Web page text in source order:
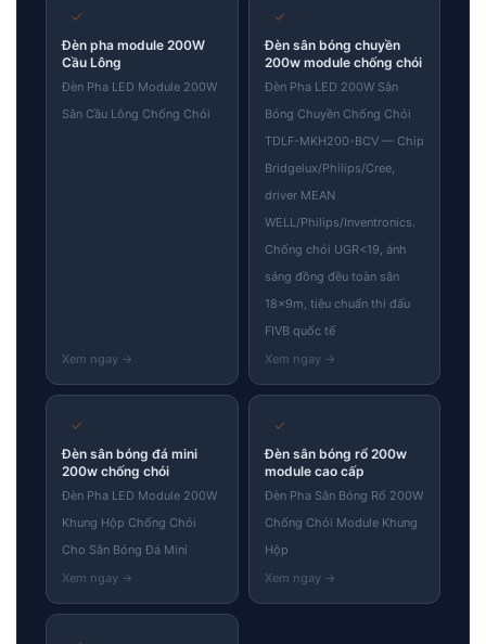
✓
Đèn pha module 200W
Cầu Lông
Đèn Pha LED Module 200W
Sân Cầu Lông Chống Chói
✓
Đèn sân bóng chuyền
200w module chống chói
Đèn Pha LED 200W Sân
Bóng Chuyền Chống Chói
TDLF-MKH200-BCV — Chip
Bridgelux/Philips/Cree,
driver MEAN
WELL/Philips/Inventronics.
Chống chói UGR<19, ánh
sáng đồng đều toàn sân
18×9m, tiêu chuẩn thi đấu
FIVB quốc tế
✓
Đèn sân bóng đá mini
200w chống chói
Đèn Pha LED Module 200W
Khung Hộp Chống Chói
Cho Sân Bóng Đá Mini
✓
Đèn sân bóng rổ 200w
module cao cấp
Đèn Pha Sân Bóng Rổ 200W
Chống Chói Module Khung
Hộp